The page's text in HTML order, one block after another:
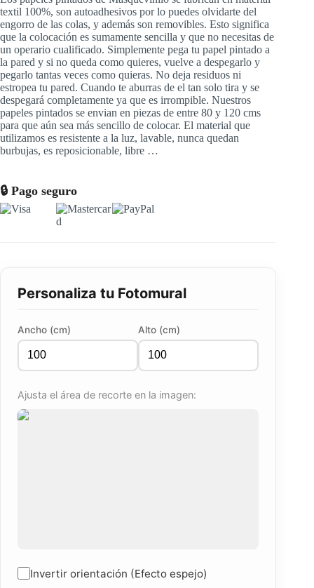
textil 100%, son autoadhesivos por lo puedes olvidarte del
engorro de las colas, y además son removibles. Esto significa
que la colocación es sumamente sencilla y que no necesitas de
un operario cualificado. Simplemente pega tu papel pintado a
la pared y si no queda como quieres, vuelve a despegarlo y
pegarlo tantas veces como quieras. No deja residuos ni
estropea tu pared. Cuando te aburras de el tan solo tira y se
despegará completamente ya que es irrompible. Nuestros
papeles pintados se envian en piezas de entre 80 y 120 cms
para que aún sea más sencillo de colocar. El material que
utilizamos es resistente a la luz, lavable, nunca quedan
burbujas, es reposicionable, libre …
🔒 Pago seguro
Personaliza tu Fotomural
Ancho (cm) Alto (cm)
Ajusta el área de recorte en la imagen:
Invertir orientación (Efecto espejo)